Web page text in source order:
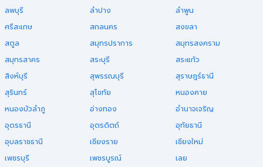
ลพบุรี
ลำปาง
ลำพูน
ศรีสะเกษ
สกลนคร
สงขลา
สตูล
สมุทรปราการ
สมุทรสงคราม
สมุทรสาคร
สระบุรี
สระแก้ว
สิงห์บุรี
สุพรรณบุรี
สุราษฎร์ธานี
สุรินทร์
สุโขทัย
หนองคาย
หนองบัวลำภู
อ่างทอง
อำนาจเจริญ
อุดรธานี
อุตรดิตถ์
อุทัยธานี
อุบลราชธานี
เชียงราย
เชียงใหม่
เพชรบุรี
เพชรบูรณ์
เลย